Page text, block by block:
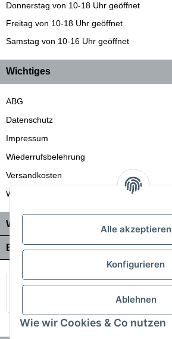
Donnerstag von 10-18 Uhr geöffnet
Freitag von 10-18 Uhr geöffnet
Samstag von 10-16 Uhr geöffnet
Wichtiges
ABG
Datenschutz
Impressum
Wiederrufsbelehrung
Versandkosten
Wir liefern auch in die Schweiz
Wo Sie uns finden
Bezahlung & Versand
Alle akzeptieren
Konfigurieren
Ablehnen
Wie wir Cookies & Co nutzen